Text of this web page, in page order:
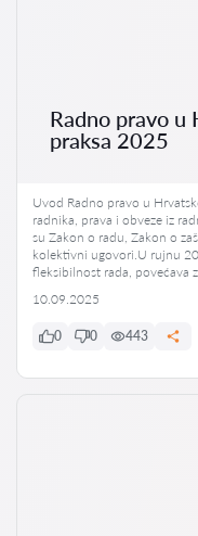
Radno pravo u
praksa 2025
Uvod Radno pravo u
radnika, prava i obveze iz
su Zakon o radu, Zakon o
kolektivni ugovori.U rujnu
fleksibilnost rada, povećava
10.09.2025
0 0 443